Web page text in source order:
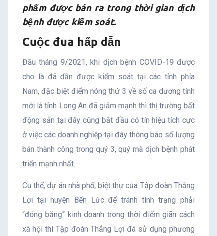
phẩm được bán ra trong thời gian dịch
bệnh được kiếm soát.
Cuộc đua hấp dẫn
Đầu tháng 9/2021, khi dịch bệnh COVID-19 được
cho là đã dần được kiểm soát tại các tỉnh phía
Nam, đặc biệt điểm nóng thứ 3 về số ca dương tính
mới là tỉnh Long An đã giảm mạnh thì thị trường bất
động sản tại đây cũng bắt đầu có tín hiệu tích cực
ở việc các doanh nghiệp tại đây thông báo số lượng
bán thành công trong quý 3, quý mà dịch bệnh phát
triển mạnh nhất.
Cụ thể, dự án nhà phố, biệt thự của Tập đoàn Thắng
Lợi tại huyện Bến Lức để tránh tình trạng phải
“đóng băng” kinh doanh trong thời điểm giãn cách
xã hội thì Tập đoàn Thắng Lợi đã sử dụng phương